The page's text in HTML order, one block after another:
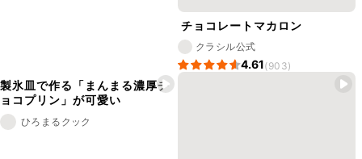
チョコレートマカロン
クラシル公式
4.61(903)
製氷皿で作る「まんまる濃厚チ
ョコプリン」が可愛い
ひろまるクック